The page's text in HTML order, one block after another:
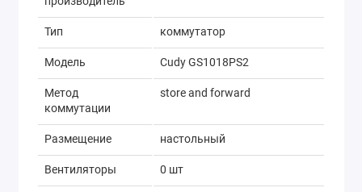
Тип коммутатор
Модель Cudy GS1018PS2
Метод
коммутации
store and forward
Размещение настольный
Вентиляторы 0 шт